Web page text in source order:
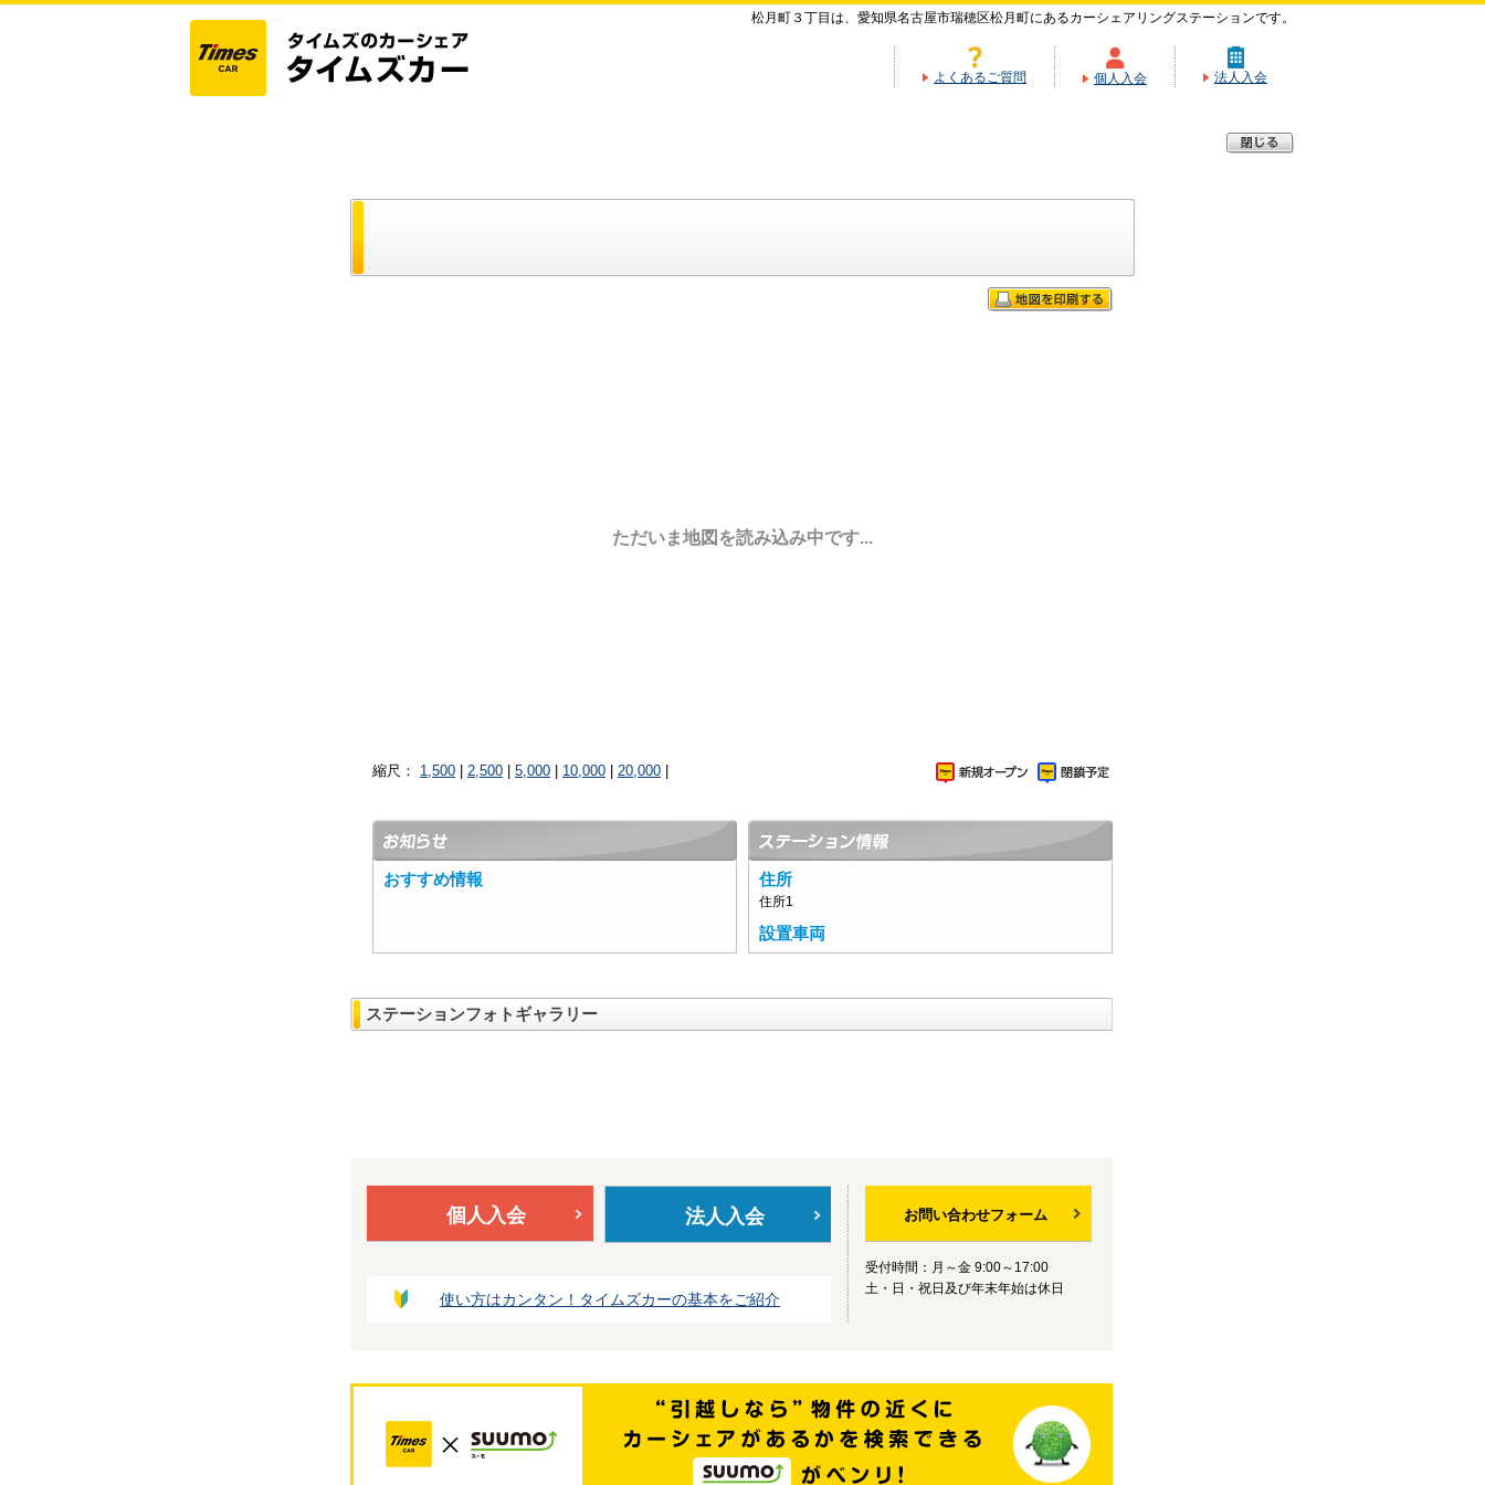
松月町３丁目は、愛知県名古屋市瑞穂区松月町にあるカーシェアリングステーションです。
よくあるご質問 個人入会 法人入会
ただいま地図を読み込み中です...
縮尺： 1,500 2,500 5,000 10,000 20,000
おすすめ情報 住所
住所1
設置車両
ステーションフォトギャラリー
個人入会 法人入会
使い方はカンタン！タイムズカーの基本をご紹介
お問い合わせフォーム
受付時間：月～金 9:00～17:00
土・日・祝日及び年末年始は休日